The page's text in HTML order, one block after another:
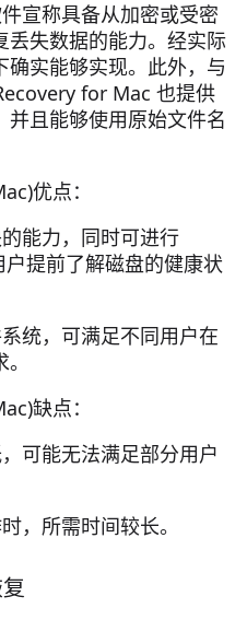
宣称具备从加密或受密
丢失数据的能力。经实际
实能够实现。此外，与
for Mac 也提供
且能够使用原始文件名
优点：
能力，同时可进行
户提前了解磁盘的健康状
统，可满足不同用户在
缺点：
可能无法满足部分用户
，所需时间较长。